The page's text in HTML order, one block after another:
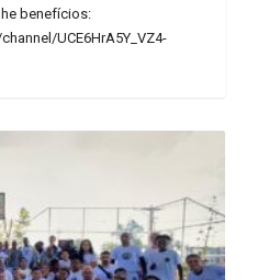
benefícios:
UCE6HrA5Y_VZ4-